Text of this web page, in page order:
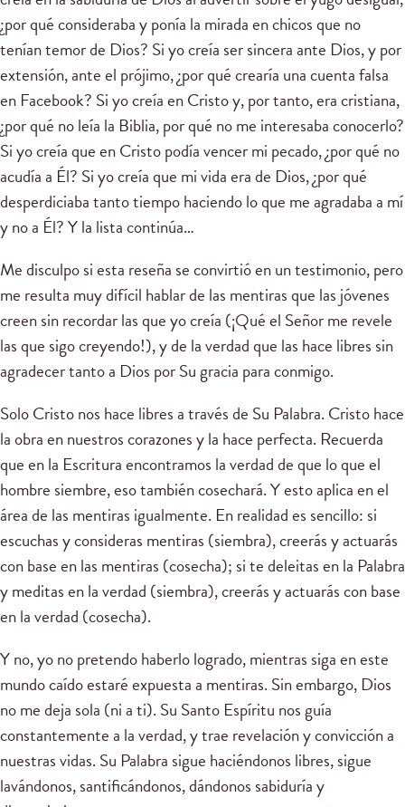
¿por qué consideraba y ponía la mirada en chicos que no
tenían temor de Dios? Si yo creía ser sincera ante Dios, y por
extensión, ante el prójimo, ¿por qué crearía una cuenta falsa
en Facebook? Si yo creía en Cristo y, por tanto, era cristiana,
¿por qué no leía la Biblia, por qué no me interesaba conocerlo?
Si yo creía que en Cristo podía vencer mi pecado, ¿por qué no
acudía a Él? Si yo creía que mi vida era de Dios, ¿por qué
desperdiciaba tanto tiempo haciendo lo que me agradaba a mí
y no a Él? Y la lista continúa…
Me disculpo si esta reseña se convirtió en un testimonio, pero
me resulta muy difícil hablar de las mentiras que las jóvenes
creen sin recordar las que yo creía (¡Qué el Señor me revele
las que sigo creyendo!), y de la verdad que las hace libres sin
agradecer tanto a Dios por Su gracia para conmigo.
Solo Cristo nos hace libres a través de Su Palabra. Cristo hace
la obra en nuestros corazones y la hace perfecta. Recuerda
que en la Escritura encontramos la verdad de que lo que el
hombre siembre, eso también cosechará. Y esto aplica en el
área de las mentiras igualmente. En realidad es sencillo: si
escuchas y consideras mentiras (siembra), creerás y actuarás
con base en las mentiras (cosecha); si te deleitas en la Palabra
y meditas en la verdad (siembra), creerás y actuarás con base
en la verdad (cosecha).
Y no, yo no pretendo haberlo logrado, mientras siga en este
mundo caído estaré expuesta a mentiras. Sin embargo, Dios
no me deja sola (ni a ti). Su Santo Espíritu nos guía
constantemente a la verdad, y trae revelación y convicción a
nuestras vidas. Su Palabra sigue haciéndonos libres, sigue
lavándonos, santificándonos, dándonos sabiduría y